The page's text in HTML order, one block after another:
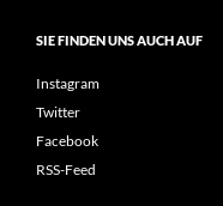
SIE FINDEN UNS AUCH AUF
Instagram
Twitter
Facebook
RSS-Feed